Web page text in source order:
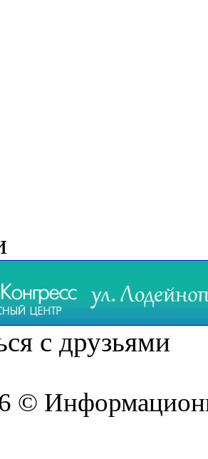
с друзьями
©